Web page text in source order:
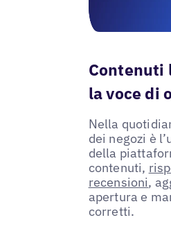
Contenuti
la voce di
Nella
dei negozi è
della
contenuti,
recensioni,
apertura e
corretti.